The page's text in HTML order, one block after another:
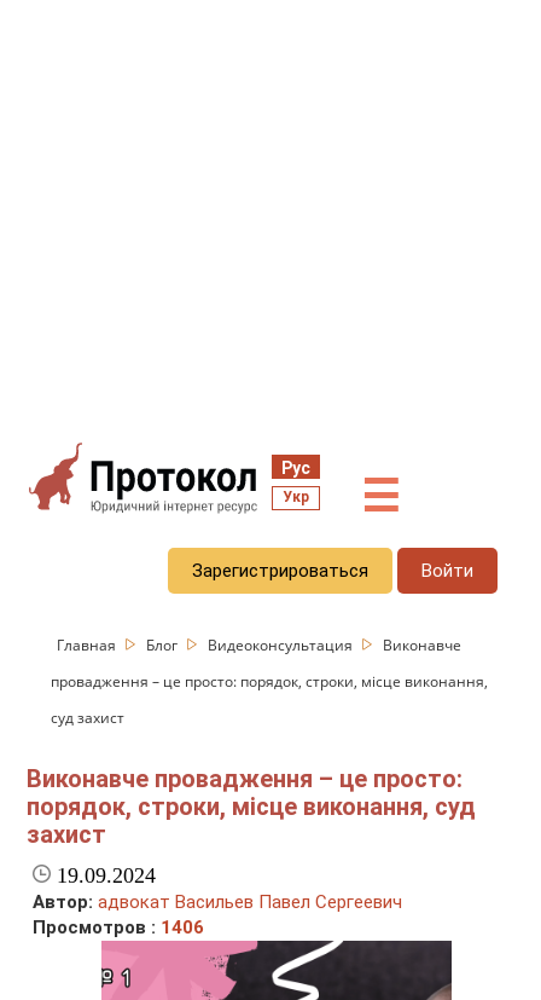
Рус
Укр ☰
Зарегистрироваться Войти
Главная Блог Видеоконсультация
Виконавче
провадження – це просто: порядок, строки, місце виконання,
суд захист
Виконавче провадження – це просто:
порядок, строки, місце виконання, суд
захист
19.09.2024
Автор: адвокат Васильев Павел Сергеевич
Просмотров : 1406